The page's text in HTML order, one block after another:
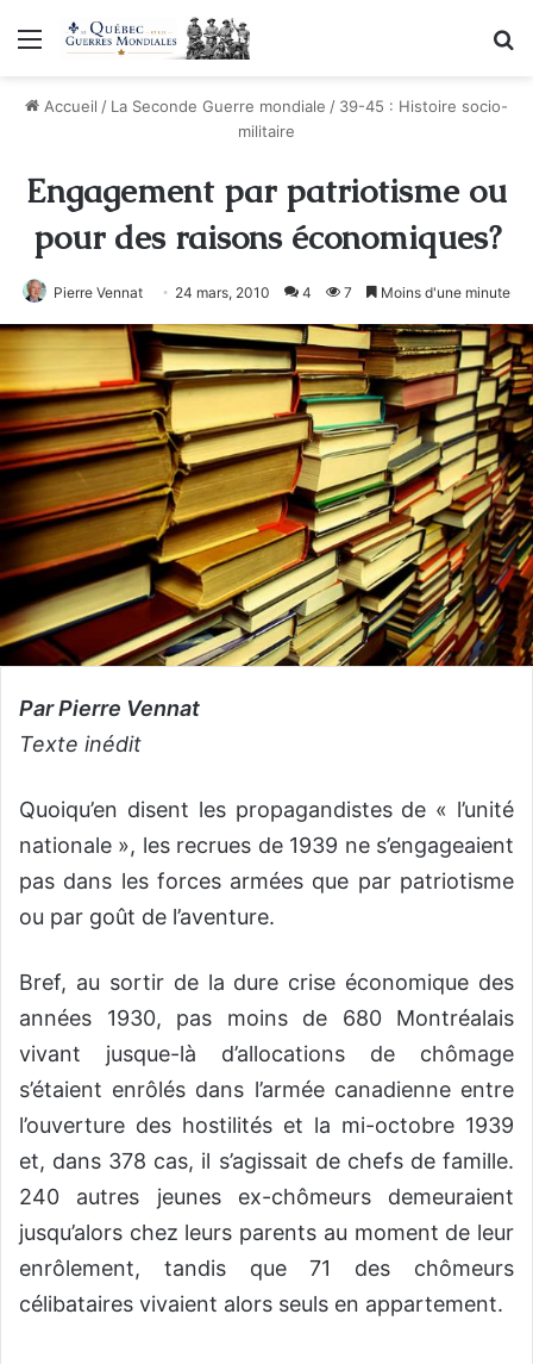
Menu
Accueil / La Seconde Guerre mondiale / 39-45 : Histoire socio-
militaire
Engagement par patriotisme ou
pour des raisons économiques?
Pierre Vennat 24 mars, 2010 4 7 Moins d'une minute
Par Pierre Vennat
Texte inédit
Quoiqu’en disent les propagandistes de « l’unité
nationale », les recrues de 1939 ne s’engageaient
pas dans les forces armées que par patriotisme
ou par goût de l’aventure.
Bref, au sortir de la dure crise économique des
années 1930, pas moins de 680 Montréalais
vivant jusque-là d’allocations de chômage
s’étaient enrôlés dans l’armée canadienne entre
l’ouverture des hostilités et la mi-octobre 1939
et, dans 378 cas, il s’agissait de chefs de famille.
240 autres jeunes ex-chômeurs demeuraient
jusqu’alors chez leurs parents au moment de leur
enrôlement, tandis que 71 des chômeurs
célibataires vivaient alors seuls en appartement.